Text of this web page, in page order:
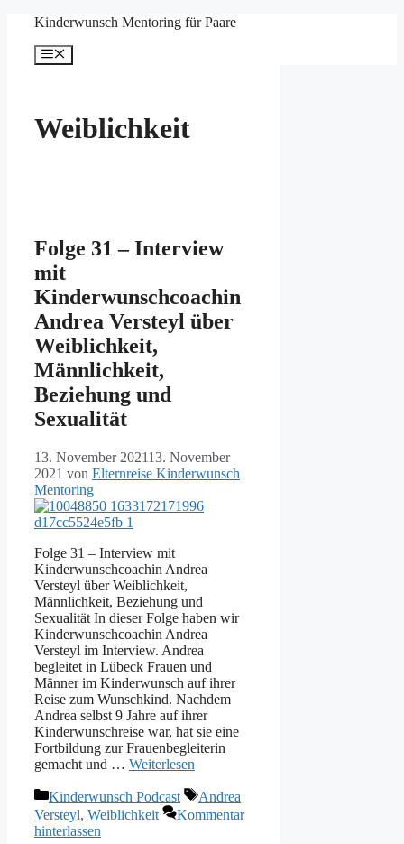
springen
Kinderwunsch Mentoring für Paare
Menü
Weiblichkeit
Folge 31 – Interview
mit
Kinderwunschcoachin
Andrea Versteyl über
Weiblichkeit,
Männlichkeit,
Beziehung und
Sexualität
13. November 202113. November
2021 von Elternreise Kinderwunsch
Mentoring
Folge 31 – Interview mit
Kinderwunschcoachin Andrea
Versteyl über Weiblichkeit,
Männlichkeit, Beziehung und
Sexualität In dieser Folge haben wir
Kinderwunschcoachin Andrea
Versteyl im Interview. Andrea
begleitet in Lübeck Frauen und
Männer im Kinderwunsch auf ihrer
Reise zum Wunschkind. Nachdem
Andrea selbst 9 Jahre auf ihrer
Kinderwunschreise war, hat sie eine
Fortbildung zur Frauenbegleiterin
gemacht und … Weiterlesen
Kategorien
Kinderwunsch Podcast Schlagwörter
Andrea
Versteyl, Weiblichkeit
Kommentar
hinterlassen